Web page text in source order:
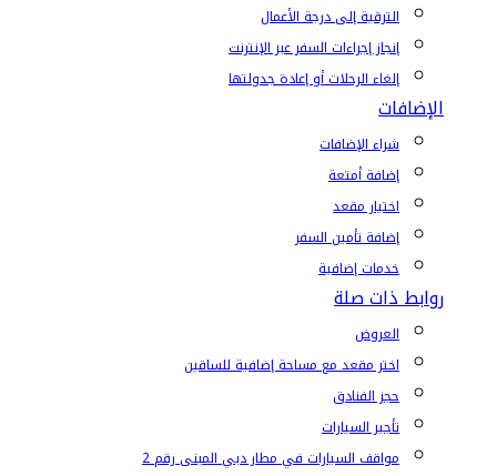
الترقية إلى درجة الأعمال
إنجاز إجراءات السفر عبر الإنترنت
إلغاء الرحلات أو إعادة جدولتها
الإضافات
شراء الإضافات
إضافة أمتعة
اختيار مقعد
إضافة تأمين السفر
خدمات إضافية
روابط ذات صلة
العروض
اختر مقعد مع مساحة إضافية للساقين
حجز الفنادق
تأجير السيارات
مواقف السيارات في مطار دبي المبنى رقم 2